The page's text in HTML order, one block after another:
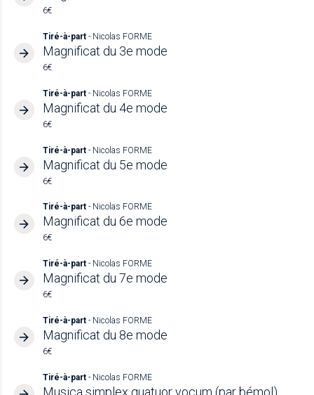
6€
Tiré-à-part - Nicolas FORME
Magnificat du 3e mode
6€
Tiré-à-part - Nicolas FORME
Magnificat du 4e mode
6€
Tiré-à-part - Nicolas FORME
Magnificat du 5e mode
6€
Tiré-à-part - Nicolas FORME
Magnificat du 6e mode
6€
Tiré-à-part - Nicolas FORME
Magnificat du 7e mode
6€
Tiré-à-part - Nicolas FORME
Magnificat du 8e mode
6€
Tiré-à-part - Nicolas FORME
Musica simplex quatuor vocum (par bémol)